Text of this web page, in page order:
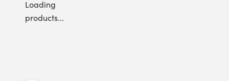
Loading
products...